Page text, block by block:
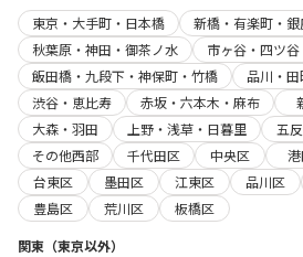
東京・大手町・日本橋
新橋・有楽町・銀
秋葉原・神田・御茶ノ水
市ヶ谷・四ツ
飯田橋・九段下・神保町・竹橋
品川・
渋谷・恵比寿
赤坂・六本木・麻布
大森・羽田
上野・浅草・日暮里 五
その他西部
千代田区 中央区
台東区
墨田区 江東区 品川区
豊島区
荒川区
板橋区
関東（東京以外）